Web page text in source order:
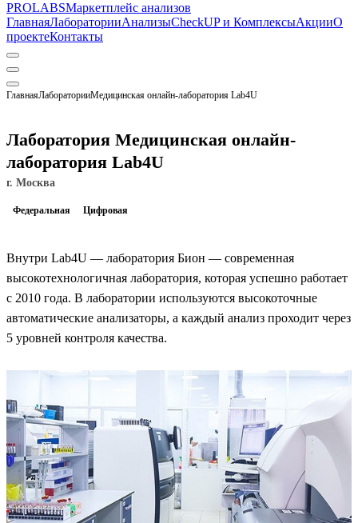
PROLABSМаркетплейс анализов
ГлавнаяЛабораторииАнализыCheckUP и КомплексыАкцииО
проектеКонтакты
ГлавнаяЛабораторииМедицинская онлайн-лаборатория Lab4U
Лаборатория Медицинская онлайн-
лаборатория Lab4U
г. Москва
Федеральная Цифровая
Внутри Lab4U — лаборатория Бион — современная
высокотехнологичная лаборатория, которая успешно работает
с 2010 года. В лаборатории используются высокоточные
автоматические анализаторы, а каждый анализ проходит через
5 уровней контроля качества.